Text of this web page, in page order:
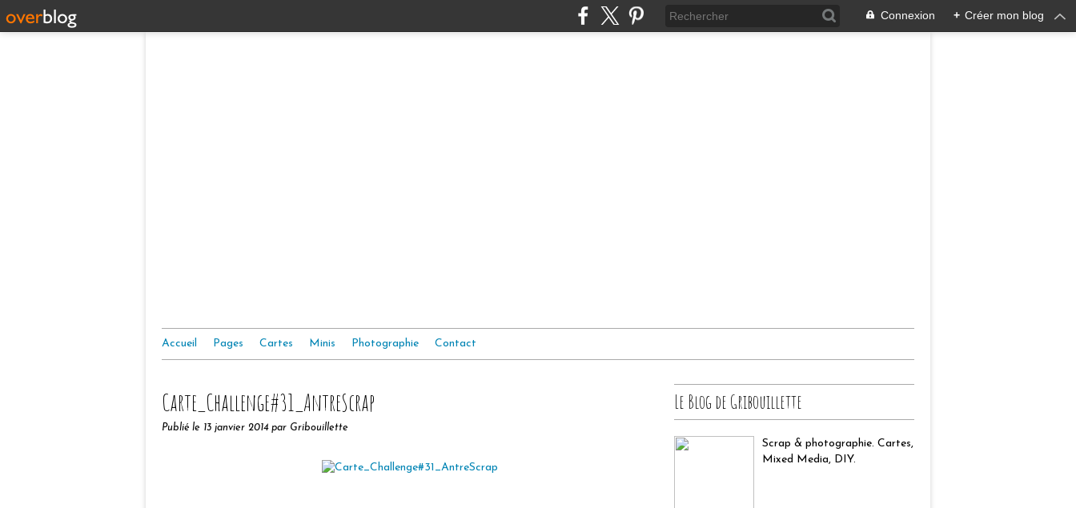
Connexion + Créer mon blog
Accueil Pages Cartes Minis Photographie Contact
Carte_Challenge#31_AntreScrap
Publié le 13 janvier 2014 par Gribouillette
Le Blog de Gribouillette
Scrap & photographie. Cartes,
Mixed Media, DIY.